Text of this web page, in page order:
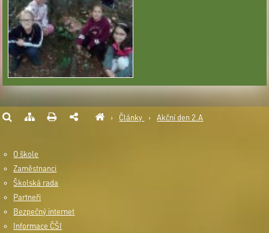
› Články › Akční den 2.A
O škole
Zaměstnanci
Školská rada
Partneři
Bezpečný internet
Informace ČŠI